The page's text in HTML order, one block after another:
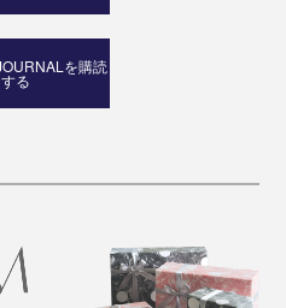
を購読
する